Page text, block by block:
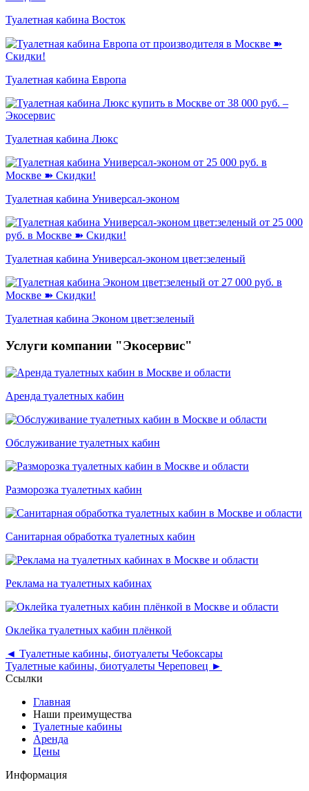
Туалетная кабина Восток
Туалетная кабина Европа
Туалетная кабина Люкс
Туалетная кабина Универсал-эконом
Туалетная кабина Универсал-эконом цвет:зеленый
Туалетная кабина Эконом цвет:зеленый
Услуги компании "Экосервис"
Аренда туалетных кабин
Обслуживание туалетных кабин
Разморозка туалетных кабин
Санитарная обработка туалетных кабин
Реклама на туалетных кабинах
Оклейка туалетных кабин плёнкой
◄ Туалетные кабины, биотуалеты Чебоксары
Туалетные кабины, биотуалеты Череповец ►
Cсылки
Главная
Наши преимущества
Туалетные кабины
Аренда
Цены
Информация